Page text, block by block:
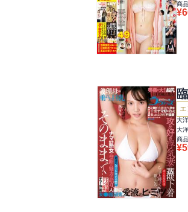
商
¥
大
大
商
¥